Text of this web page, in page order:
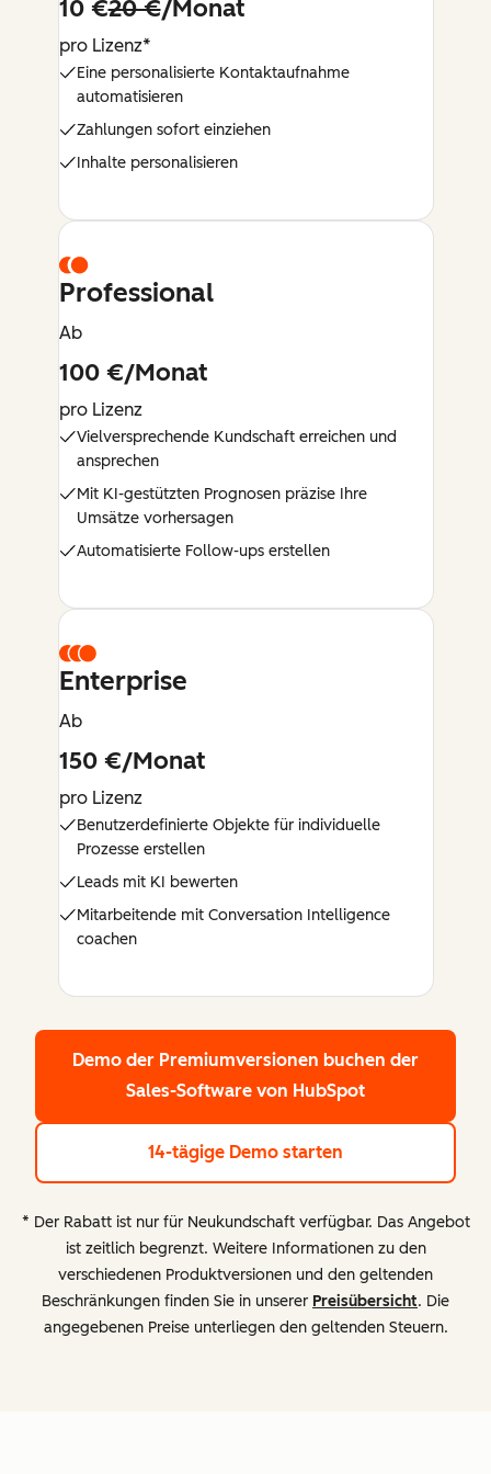
10 €20 €/Monat
pro Lizenz*
Eine personalisierte Kontaktaufnahme
automatisieren
Zahlungen sofort einziehen
Inhalte personalisieren
Professional
Ab
100 €/Monat
pro Lizenz
Vielversprechende Kundschaft erreichen und
ansprechen
Mit KI-gestützten Prognosen präzise Ihre
Umsätze vorhersagen
Automatisierte Follow-ups erstellen
Enterprise
Ab
150 €/Monat
pro Lizenz
Benutzerdefinierte Objekte für individuelle
Prozesse erstellen
Leads mit KI bewerten
Mitarbeitende mit Conversation Intelligence
coachen
Demo der Premiumversionen buchen der
Sales-Software von HubSpot
14-tägige Demo starten
* Der Rabatt ist nur für Neukundschaft verfügbar. Das Angebot
ist zeitlich begrenzt. Weitere Informationen zu den
verschiedenen Produktversionen und den geltenden
Beschränkungen finden Sie in unserer Preisübersicht. Die
angegebenen Preise unterliegen den geltenden Steuern.